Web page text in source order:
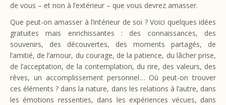
de vous – et non à l’extérieur – que vous devrez amasser.
Que peut-on amasser à l’intérieur de soi ? Voici quelques idées
gratuites mais enrichissantes : des connaissances, des
souvenirs, des découvertes, des moments partagés, de
l’amitié, de l’amour, du courage, de la patience, du lâcher prise,
de l’acceptation, de la contemplation, du rire, des valeurs, des
rêves, un accomplissement personnel… Où peut-on trouver
ces éléments ? dans la nature, dans les relations à l’autre, dans
les émotions ressenties, dans les expériences vécues, dans